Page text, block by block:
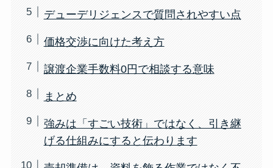
デューデリジェンスで質問されやすい点
価格交渉に向けた考え方
譲渡企業手数料0円で相談する意味
まとめ
強みは「すごい技術」ではなく、引き継
げる仕組みにすると伝わります